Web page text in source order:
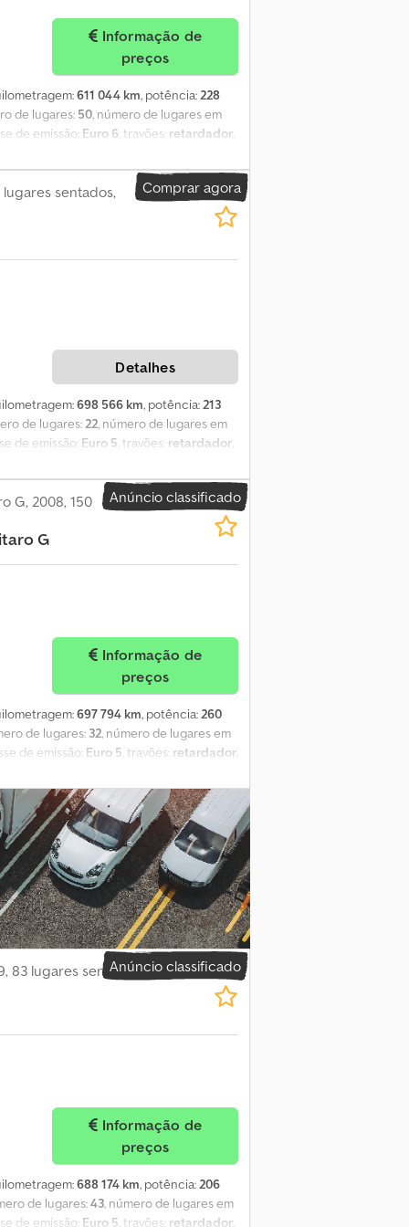
preços
611 044 km, potência:228
de lugares: 50, número de lugares em
de emissão: Euro 6, travões: retardador,
ar condicionado, controlo
2014 - Quilometragem: 611.044 km -
- Combustível: Gás natural - Transmissão:
MAN E 2876 LUH 07 Equipamento: -
de CD - Aquecimento auxiliar
Comprar agora
lugares sentados,
Detalhes
698 566 km, potência:213
de lugares:22, número de lugares em
de emissão: Euro 5, travões: retardador,
ar condicionado, controlo
2013 - Quilometragem: 698.566 km -
Automática - Potência: 213 kW (290 cv)
- Ar condicionado - ABS - ASR - Travão
Fleequid, o mercado europeu de
Anúncio classificado
G, 2008, 150
G
preços
697 794 km, potência:260
de lugares: 32, número de lugares em
de emissão: Euro 5, travões: retardador,
ar condicionado, controlo
matrícula: 2008 - Quilometragem:
- Transmissão: Automática - Potência:
Equipamento: - Ar
Te Ac Hock - Aquecimento auxiliar
Anúncio classificado
83 lugares sentados,
preços
688 174 km, potência: 206
de lugares:43 , número de lugares em
de emissão: Euro 5 , travões: retardador